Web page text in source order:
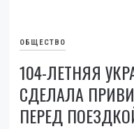
ОБЩЕСТВО
104-ЛЕТНЯЯ
СДЕЛАЛА
ПЕРЕД